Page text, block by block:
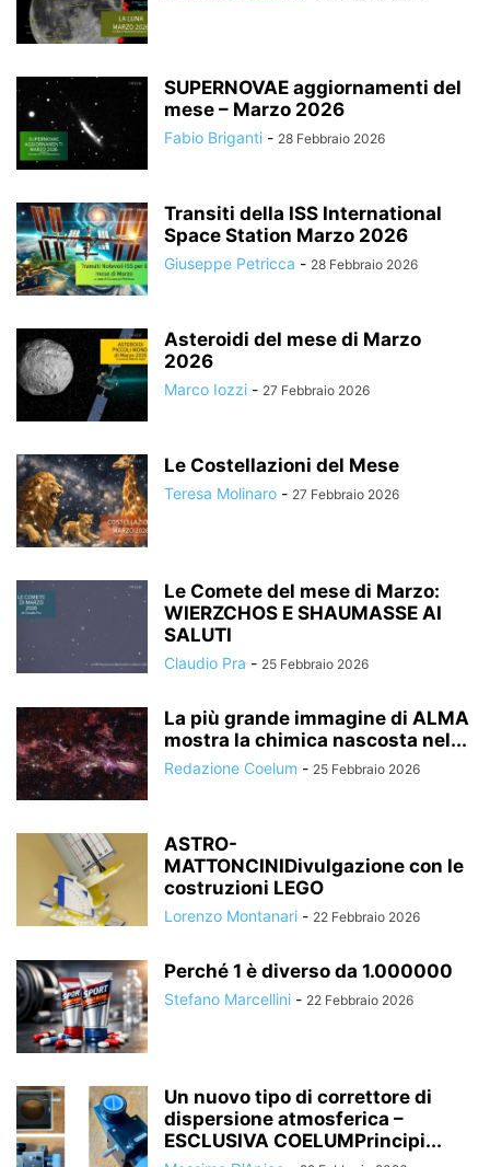
SUPERNOVAE aggiornamenti del
mese – Marzo 2026
Fabio Briganti - 28 Febbraio 2026
Transiti della ISS International
Space Station Marzo 2026
Giuseppe Petricca - 28 Febbraio 2026
Asteroidi del mese di Marzo
2026
Marco Iozzi - 27 Febbraio 2026
Le Costellazioni del Mese
Teresa Molinaro - 27 Febbraio 2026
Le Comete del mese di Marzo:
WIERZCHOS E SHAUMASSE AI
SALUTI
Claudio Pra - 25 Febbraio 2026
La più grande immagine di ALMA
mostra la chimica nascosta nel...
Redazione Coelum - 25 Febbraio 2026
ASTRO-
MATTONCINIDivulgazione con le
costruzioni LEGO
Lorenzo Montanari - 22 Febbraio 2026
Perché 1 è diverso da 1.000000
Stefano Marcellini - 22 Febbraio 2026
Un nuovo tipo di correttore di
dispersione atmosferica –
ESCLUSIVA COELUMPrincipi...